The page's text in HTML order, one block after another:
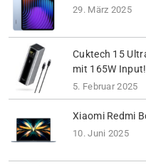
29. März 2025
Cuktech 15
mit 165W Input!
5. Februar 2025
Xiaomi Redmi
10. Juni 2025